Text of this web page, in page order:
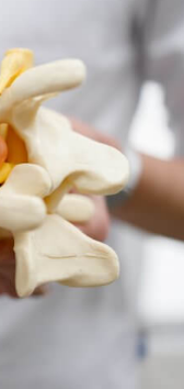
FISIOTERAPIA E